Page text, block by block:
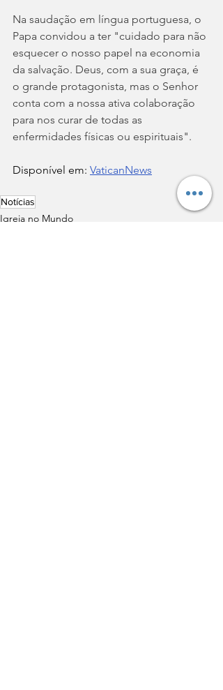
Na saudação em língua portuguesa, o
Papa convidou a ter "cuidado para não
esquecer o nosso papel na economia
da salvação. Deus, com a sua graça, é
o grande protagonista, mas o Senhor
conta com a nossa ativa colaboração
para nos curar de todas as
enfermidades físicas ou espirituais".
Disponível em: VaticanNews
Notícias
Igreja no Mundo